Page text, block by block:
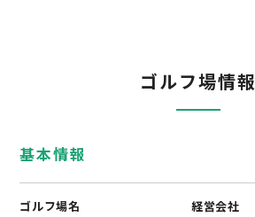
ゴルフ場情報
基本情報
ゴルフ場名
経営会社